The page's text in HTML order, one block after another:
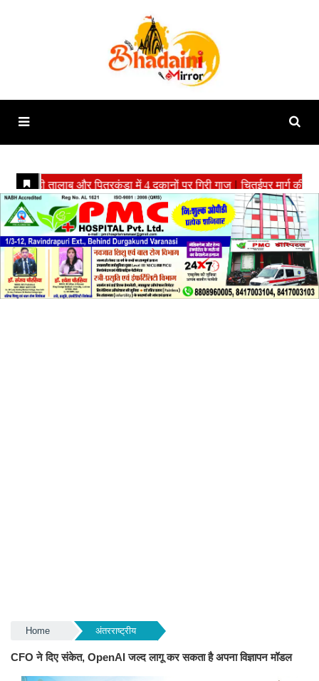
Home अंतरराष्ट्रीय
CFO ने दिए संकेत, OpenAI जल्द लागू कर सकता है अपना विज्ञापन मॉडल